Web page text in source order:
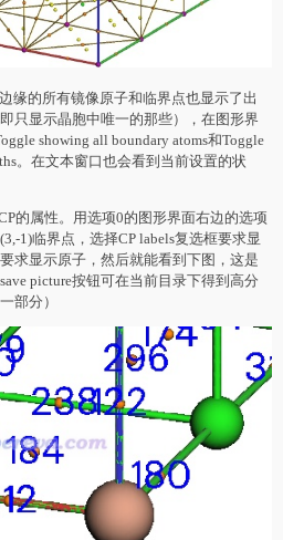
缘的所有镜像原子和临界点也显示了出
只显示晶胞中唯一的那些），在图形界
showing all boundary atoms和Toggle
。在文本窗口也会看到当前设置的状
的属性。用选项0的图形界面右边的选项
1)临界点，选择CP labels复选框要求显
求显示原子，然后就能看到下图，这是
picture按钮可在当前目录下得到高分
部分）